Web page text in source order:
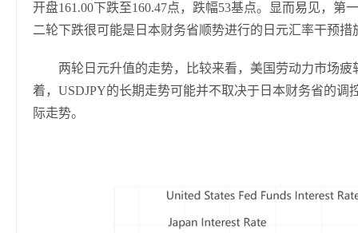
开盘161.00下跌至160.47点，跌幅53基点。显而易见，
二轮下跌很可能是日本财务省顺势进行的日元汇率干预措
两轮日元升值的走势，比较来看，美国劳动力市场
着，USDJPY的长期走势可能并不取决于日本财务省的
际走势。